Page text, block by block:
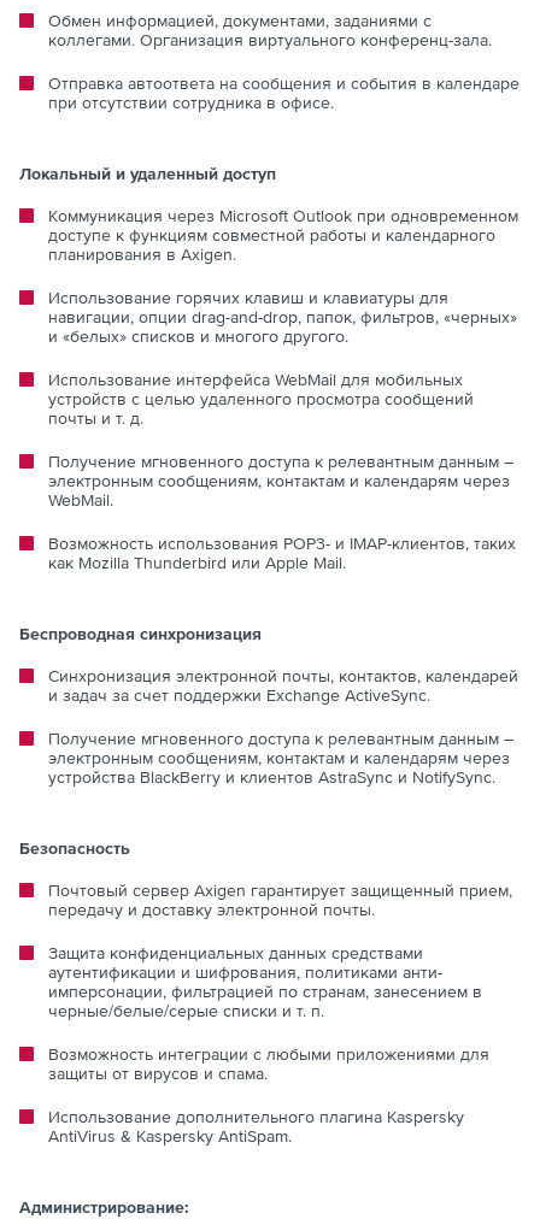
Обмен информацией, документами, заданиями с
коллегами. Организация виртуального конференц-зала.
Отправка автоответа на сообщения и события в календаре
при отсутствии сотрудника в офисе.
Локальный и удаленный доступ
Коммуникация через Microsoft Outlook при одновременном
доступе к функциям совместной работы и календарного
планирования в Axigen.
Использование горячих клавиш и клавиатуры для
навигации, опции drag-and-drop, папок, фильтров, «черных»
и «белых» списков и многого другого.
Использование интерфейса WebMail для мобильных
устройств с целью удаленного просмотра сообщений
почты и т. д.
Получение мгновенного доступа к релевантным данным –
электронным сообщениям, контактам и календарям через
WebMail.
Возможность использования POP3- и IMAP-клиентов, таких
как Mozilla Thunderbird или Apple Mail.
Беспроводная синхронизация
Синхронизация электронной почты, контактов, календарей
и задач за счет поддержки Exchange ActiveSync.
Получение мгновенного доступа к релевантным данным –
электронным сообщениям, контактам и календарям через
устройства BlackBerry и клиентов AstraSync и NotifySync.
Безопасность
Почтовый сервер Axigen гарантирует защищенный прием,
передачу и доставку электронной почты.
Защита конфиденциальных данных средствами
аутентификации и шифрования, политиками анти-
имперсонации, фильтрацией по странам, занесением в
черные/белые/серые списки и т. п.
Возможность интеграции с любыми приложениями для
защиты от вирусов и спама.
Использование дополнительного плагина Kaspersky
AntiVirus & Kaspersky AntiSpam.
Администрирование: